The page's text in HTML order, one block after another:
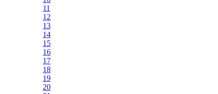
11
12
13
14
15
16
17
18
19
20